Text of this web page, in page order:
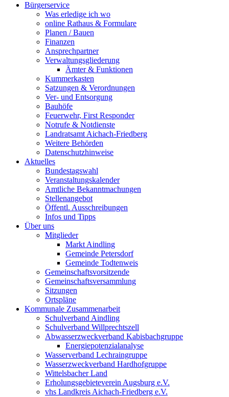
Bürgerservice
Was erledige ich wo
online Rathaus & Formulare
Planen / Bauen
Finanzen
Ansprechpartner
Verwaltungsgliederung
Ämter & Funktionen
Kummerkasten
Satzungen & Verordnungen
Ver- und Entsorgung
Bauhöfe
Feuerwehr, First Responder
Notrufe & Notdienste
Landratsamt Aichach-Friedberg
Weitere Behörden
Datenschutzhinweise
Aktuelles
Bundestagswahl
Veranstaltungskalender
Amtliche Bekanntmachungen
Stellenangebot
Öffentl. Ausschreibungen
Infos und Tipps
Über uns
Mitglieder
Markt Aindling
Gemeinde Petersdorf
Gemeinde Todtenweis
Gemeinschaftsvorsitzende
Gemeinschaftsversammlung
Sitzungen
Ortspläne
Kommunale Zusammenarbeit
Schulverband Aindling
Schulverband Willprechtszell
Abwasserzweckverband Kabisbachgruppe
Energiepotenzialanalyse
Wasserverband Lechraingruppe
Wasserzweckverband Hardhofgruppe
Wittelsbacher Land
Erholungsgebieteverein Augsburg e.V.
vhs Landkreis Aichach-Friedberg e.V.